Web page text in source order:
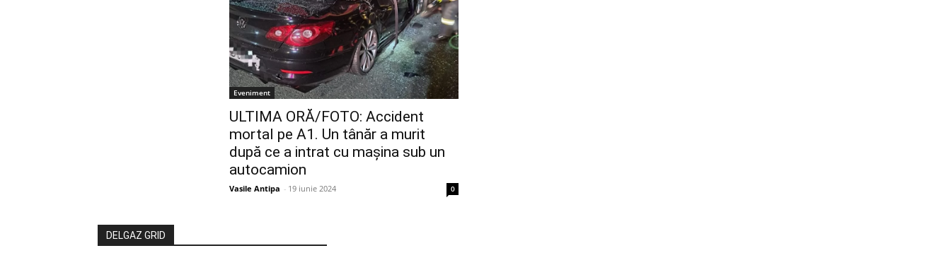
Eveniment
ULTIMA ORĂ/FOTO: Accident
mortal pe A1. Un tânăr a murit
după ce a intrat cu mașina sub un
autocamion
Vasile Antipa - 19 iunie 2024 0
DELGAZ GRID